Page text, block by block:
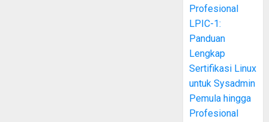
Profesional
LPIC-1:
Panduan
Lengkap
Sertifikasi Linux
untuk Sysadmin
Pemula hingga
Profesional